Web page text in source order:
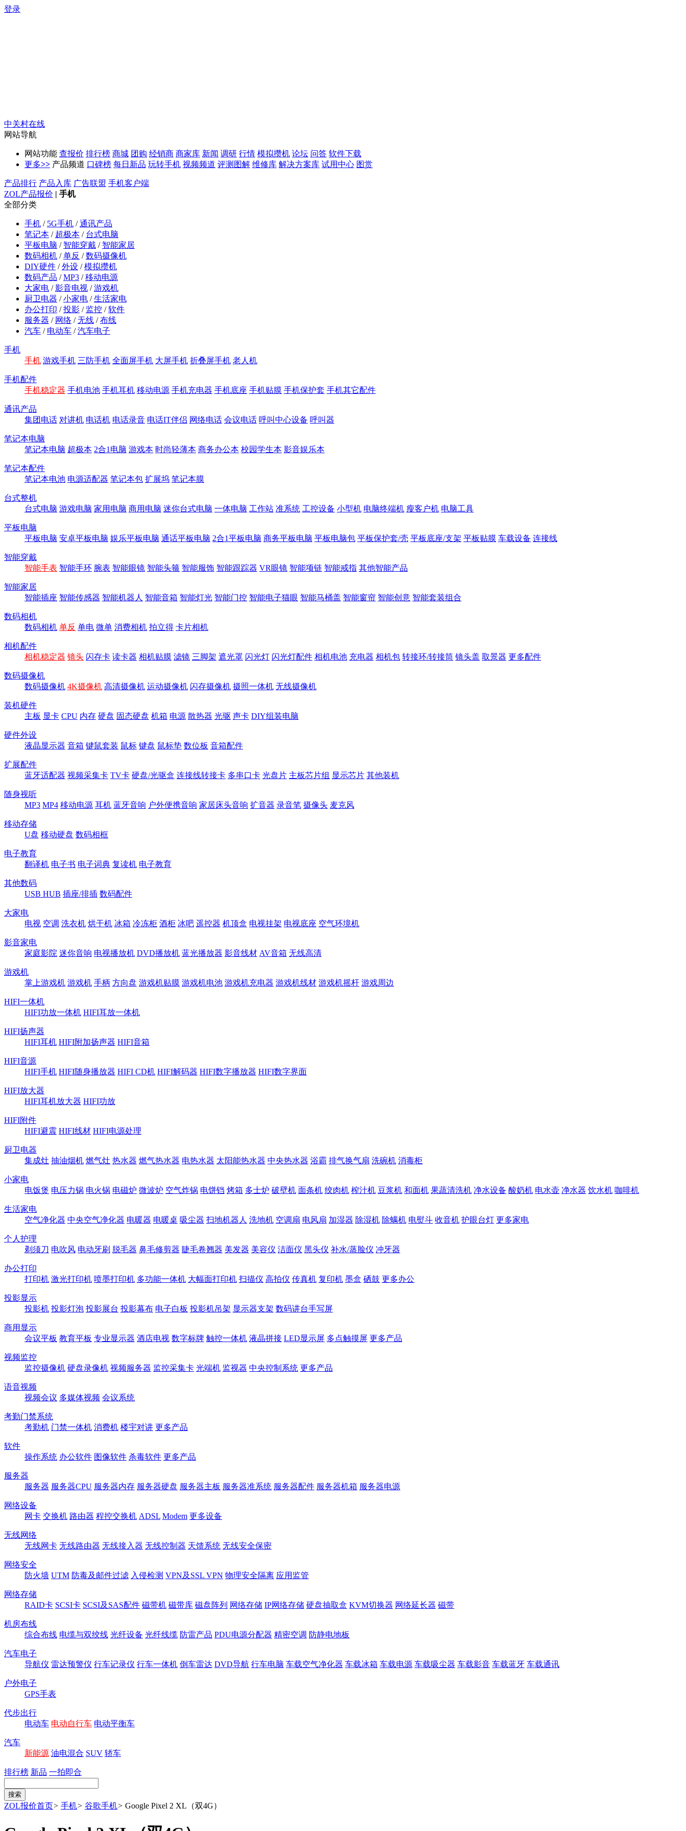
登录
中关村在线
网站导航
网站功能 查报价 排行榜 商城 团购 经销商 商家库 新闻 调研 行情 模拟攒机 论坛 问答 软件下载
更多>> 产品频道 口碑榜 每日新品 玩转手机 视频频道 评测图解 维修库 解决方案库 试用中心 图赏
产品排行 产品入库 广告联盟 手机客户端
ZOL产品报价 | 手机
全部分类
手机 / 5G手机 /通讯产品
笔记本 / 超极本 / 台式电脑
平板电脑 / 智能穿戴 / 智能家居
数码相机 /单反 /数码摄像机
DIY硬件 /外设 /模拟攒机
数码产品 /MP3 /移动电源
大家电 /影音电视 /游戏机
厨卫电器 /小家电 /生活家电
办公打印 /投影 / 监控 /软件
服务器 / 网络 /无线 /布线
汽车 / 电动车 /汽车电子
手机
手机 游戏手机 三防手机 全面屏手机 大屏手机 折叠屏手机 老人机
手机配件
手机稳定器 手机电池 手机耳机 移动电源 手机充电器 手机底座 手机贴膜 手机保护套 手机其它配件
通讯产品
集团电话 对讲机 电话机 电话录音 电话IT伴侣 网络电话 会议电话 呼叫中心设备 呼叫器
笔记本电脑
笔记本电脑 超极本 2合1电脑 游戏本 时尚轻薄本 商务办公本 校园学生本 影音娱乐本
笔记本配件
笔记本电池 电源适配器 笔记本包 扩展坞 笔记本膜
台式整机
台式电脑 游戏电脑 家用电脑 商用电脑 迷你台式电脑 一体电脑 工作站 准系统 工控设备 小型机 电脑终端机 瘦客户机 电脑工具
平板电脑
平板电脑 安卓平板电脑 娱乐平板电脑 通话平板电脑 2合1平板电脑 商务平板电脑 平板电脑包 平板保护套/壳 平板底座/支架 平板贴膜 车载设备 连接线
智能穿戴
智能手表 智能手环 腕表 智能眼镜 智能头箍 智能服饰 智能跟踪器 VR眼镜 智能项链 智能戒指 其他智能产品
智能家居
智能插座 智能传感器 智能机器人 智能音箱 智能灯光 智能门控 智能电子猫眼 智能马桶盖 智能窗帘 智能创意 智能套装组合
数码相机
数码相机 单反 单电 微单 消费相机 拍立得 卡片相机
相机配件
相机稳定器 镜头 闪存卡 读卡器 相机贴膜 滤镜 三脚架 遮光罩 闪光灯 闪光灯配件 相机电池 充电器 相机包 转接环/转接筒 镜头盖 取景器 更多配件
数码摄像机
数码摄像机 4K摄像机 高清摄像机 运动摄像机 闪存摄像机 摄照一体机 无线摄像机
装机硬件
主板 显卡 CPU 内存 硬盘 固态硬盘 机箱 电源 散热器 光驱 声卡 DIY组装电脑
硬件外设
液晶显示器 音箱 键鼠套装 鼠标 键盘 鼠标垫 数位板 音箱配件
扩展配件
蓝牙适配器 视频采集卡 TV卡 硬盘/光驱盒 连接线转接卡 多串口卡 光盘片 主板芯片组 显示芯片 其他装机
随身视听
MP3 MP4 移动电源 耳机 蓝牙音响 户外便携音响 家居床头音响 扩音器 录音笔 摄像头 麦克风
移动存储
U盘 移动硬盘 数码相框
电子教育
翻译机 电子书 电子词典 复读机 电子教育
其他数码
USB HUB 插座/排插 数码配件
大家电
电视 空调 洗衣机 烘干机 冰箱 冷冻柜 酒柜 冰吧 遥控器 机顶盒 电视挂架 电视底座 空气环境机
影音家电
家庭影院 迷你音响 电视播放机 DVD播放机 蓝光播放器 影音线材 AV音箱 无线高清
游戏机
掌上游戏机 游戏机 手柄 方向盘 游戏机贴膜 游戏机电池 游戏机充电器 游戏机线材 游戏机摇杆 游戏周边
HIFI一体机
HIFI功放一体机 HIFI耳放一体机
HIFI扬声器
HIFI耳机 HIFI附加扬声器 HIFI音箱
HIFI音源
HIFI手机 HIFI随身播放器 HIFI CD机 HIFI解码器 HIFI数字播放器 HIFI数字界面
HIFI放大器
HIFI耳机放大器 HIFI功放
HIFI附件
HIFI避震 HIFI线材 HIFI电源处理
厨卫电器
集成灶 抽油烟机 燃气灶 热水器 燃气热水器 电热水器 太阳能热水器 中央热水器 浴霸 排气换气扇 洗碗机 消毒柜
小家电
电饭煲 电压力锅 电火锅 电磁炉 微波炉 空气炸锅 电饼铛 烤箱 多士炉 破壁机 面条机 绞肉机 榨汁机 豆浆机 和面机 果蔬清洗机 净水设备 酸奶机 电水壶 净水器 饮水机 咖啡机
生活家电
空气净化器 中央空气净化器 电暖器 电暖桌 吸尘器 扫地机器人 洗地机 空调扇 电风扇 加湿器 除湿机 除螨机 电熨斗 收音机 护眼台灯 更多家电
个人护理
剃须刀 电吹风 电动牙刷 脱毛器 鼻毛修剪器 睫毛卷翘器 美发器 美容仪 洁面仪 黑头仪 补水/蒸脸仪 冲牙器
办公打印
打印机 激光打印机 喷墨打印机 多功能一体机 大幅面打印机 扫描仪 高拍仪 传真机 复印机 墨盒 硒鼓 更多办公
投影显示
投影机 投影灯泡 投影展台 投影幕布 电子白板 投影机吊架 显示器支架 数码讲台手写屏
商用显示
会议平板 教育平板 专业显示器 酒店电视 数字标牌 触控一体机 液晶拼接 LED显示屏 多点触摸屏 更多产品
视频监控
监控摄像机 硬盘录像机 视频服务器 监控采集卡 光端机 监视器 中央控制系统 更多产品
语音视频
视频会议 多媒体视频 会议系统
考勤门禁系统
考勤机 门禁一体机 消费机 楼宇对讲 更多产品
软件
操作系统 办公软件 图像软件 杀毒软件 更多产品
服务器
服务器 服务器CPU 服务器内存 服务器硬盘 服务器主板 服务器准系统 服务器配件 服务器机箱 服务器电源
网络设备
网卡 交换机 路由器 程控交换机 ADSL Modem 更多设备
无线网络
无线网卡 无线路由器 无线接入器 无线控制器 天馈系统 无线安全保密
网络安全
防火墙 UTM 防毒及邮件过滤 入侵检测 VPN及SSL VPN 物理安全隔离 应用监管
网络存储
RAID卡 SCSI卡 SCSI及SAS配件 磁带机 磁带库 磁盘阵列 网络存储 IP网络存储 硬盘抽取盒 KVM切换器 网络延长器 磁带
机房布线
综合布线 电缆与双绞线 光纤设备 光纤线缆 防雷产品 PDU电源分配器 精密空调 防静电地板
汽车电子
导航仪 雷达预警仪 行车记录仪 行车一体机 倒车雷达 DVD导航 行车电脑 车载空气净化器 车载冰箱 车载电源 车载吸尘器 车载影音 车载蓝牙 车载通讯
户外电子
GPS手表
代步出行
电动车 电动自行车 电动平衡车
汽车
新能源 油电混合 SUV 轿车
排行榜 新品 一拍即合
ZOL报价首页> 手机> 谷歌手机> Google Pixel 2 XL（双4G）